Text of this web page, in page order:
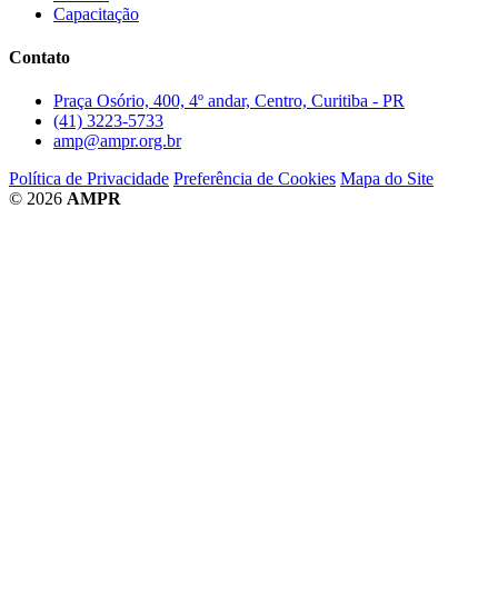
Capacitação
Contato
Praça Osório, 400, 4º andar, Centro, Curitiba - PR
(41) 3223-5733
amp@ampr.org.br
Política de Privacidade Preferência de Cookies Mapa do Site
© 2026 AMPR